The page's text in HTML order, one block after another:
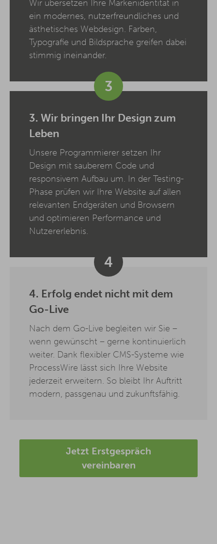
Wir übersetzen Ihre Markenidentität in
ein modernes, nutzerfreundliches und
ästhetisches Webdesign. Farben,
Typografie und Bildsprache greifen dabei
stimmig ineinander.
3
3. Wir bringen Ihr Design zum
Leben
Unsere Programmierer setzen Ihr
Design mit sauberem Code und
responsivem Aufbau um. In der Testing-
Phase prüfen wir Ihre Website auf allen
relevanten Endgeräten und Browsern
und optimieren Performance und
Nutzererlebnis.
4
4. Erfolg endet nicht mit dem
Go-Live
Nach dem Go-Live begleiten wir Sie –
wenn gewünscht – gerne kontinuierlich
weiter. Dank flexibler CMS-Systeme wie
ProcessWire lässt sich Ihre Website
jederzeit erweitern. So bleibt Ihr Auftritt
modern, passgenau und zukunftsfähig.
Jetzt Erstgespräch
vereinbaren